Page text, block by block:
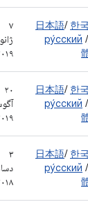
日本語/ 한
ру́сский /
۷
日本語/ 한
ру́сский /
۲۰
日本語/ 한
ру́сский /
۳